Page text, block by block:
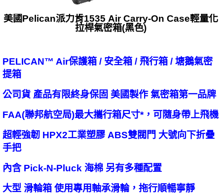
美國Pelican派力肯1535 Air Carry-On Case輕量化
拉桿氣密箱(黑色)
PELICAN™ Air保護箱 / 安全箱 / 飛行箱 / 塘鵝氣密
提箱
公司貨 產品有限終身保固 美國製作 氣密箱第一品牌
FAA(聯邦航空局)最大攜行箱尺寸*，可隨身帶上飛機
超輕強韌 HPX2工業塑膠 ABS雙閥門 大號向下折疊
手把
內含 Pick-N-Pluck 海棉 另有多種配置
大型 滑輪箱 使用專用軸承滑輪，拖行順暢寧靜